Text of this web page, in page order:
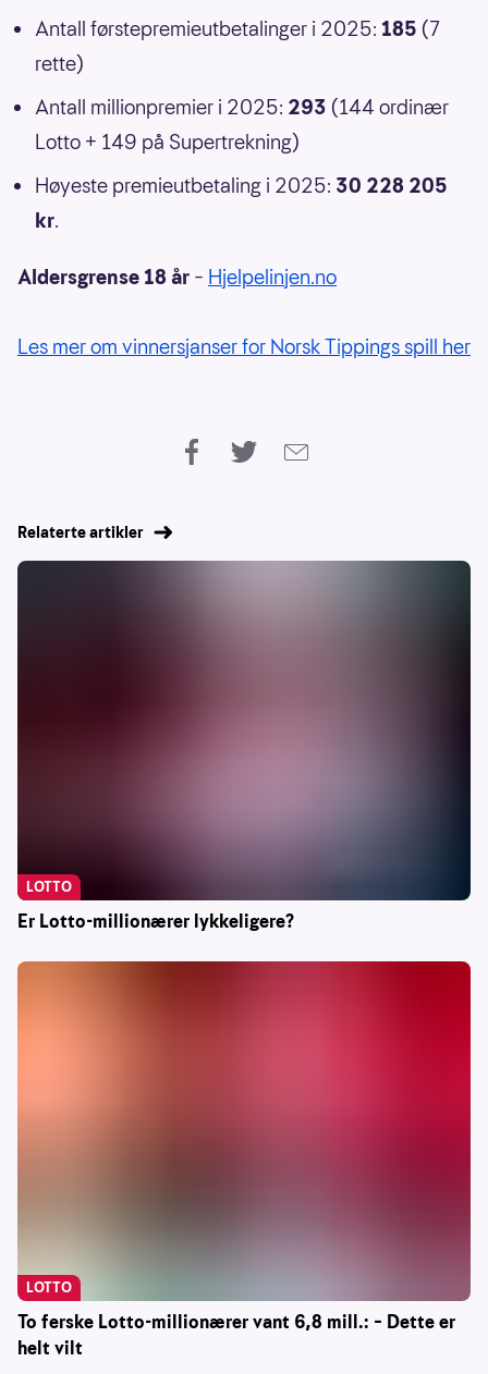
Antall førstepremieutbetalinger i 2025: 185 (7
rette)
Antall millionpremier i 2025: 293 (144 ordinær
Lotto + 149 på Supertrekning)
Høyeste premieutbetaling i 2025: 30 228 205
kr.
Aldersgrense 18 år – Hjelpelinjen.no
Les mer om vinnersjanser for Norsk Tippings spill her
Relaterte artikler
Er Lotto-millionærer lykkeligere?
LOTTO
To ferske Lotto-millionærer vant 6,8 mill.: – Dette er
helt vilt
LOTTO